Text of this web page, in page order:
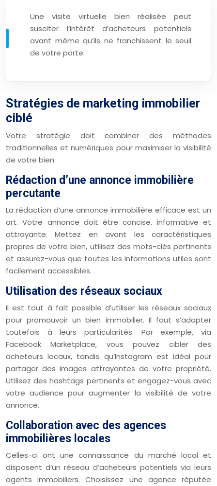
Une visite virtuelle bien réalisée peut
susciter l’intérêt d’acheteurs potentiels
avant même qu’ils ne franchissent le seuil
de votre porte.
Stratégies de marketing immobilier
ciblé
Votre stratégie doit combiner des méthodes
traditionnelles et numériques pour maximiser la visibilité
de votre bien.
Rédaction d’une annonce immobilière
percutante
La rédaction d’une annonce immobilière efficace est un
art. Votre annonce doit être concise, informative et
attrayante. Mettez en avant les caractéristiques
propres de votre bien, utilisez des mots-clés pertinents
et assurez-vous que toutes les informations utiles sont
facilement accessibles.
Utilisation des réseaux sociaux
Il est tout à fait possible d’utiliser les réseaux sociaux
pour promouvoir un bien immobilier. Il faut s’adapter
toutefois à leurs particularités. Par exemple, via
Facebook Marketplace, vous pouvez cibler des
acheteurs locaux, tandis qu’Instagram est idéal pour
partager des images attrayantes de votre propriété.
Utilisez des hashtags pertinents et engagez-vous avec
votre audience pour augmenter la visibilité de votre
annonce.
Collaboration avec des agences
immobilières locales
Celles-ci ont une connaissance du marché local et
disposent d’un réseau d’acheteurs potentiels via leurs
agents immobiliers. Choisissez une agence réputée